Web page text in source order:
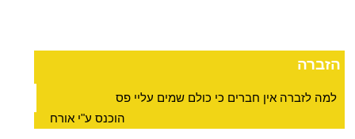
הזברה
למה לזברה אין חברים כי כולם שמים עליי פס
הוכנס ע"י אורח